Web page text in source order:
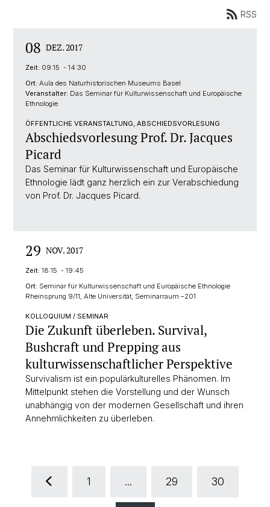
RSS
08 DEZ. 2017
Zeit: 09:15 - 14:30
Ort: Aula des Naturhistorischen Museums Basel
Veranstalter: Das Seminar für Kulturwissenschaft und Europäische
Ethnologie
ÖFFENTLICHE VERANSTALTUNG, ABSCHIEDSVORLESUNG
Abschiedsvorlesung Prof. Dr. Jacques
Picard
Das Seminar für Kulturwissenschaft und Europäische
Ethnologie lädt ganz herzlich ein zur Verabschiedung
von Prof. Dr. Jacques Picard.
29 NOV. 2017
Zeit: 18:15 - 19:45
Ort: Seminar für Kulturwissenschaft und Europäische Ethnologie
Rheinsprung 9/11, Alte Universität, Seminarraum –201
KOLLOQUIUM / SEMINAR
Die Zukunft überleben. Survival,
Bushcraft und Prepping aus
kulturwissenschaftlicher Perspektive
Survivalism ist ein populärkulturelles Phänomen. Im
Mittelpunkt stehen die Vorstellung und der Wunsch
unabhängig von der modernen Gesellschaft und ihren
Annehmlichkeiten zu überleben.
1 ... 29 30